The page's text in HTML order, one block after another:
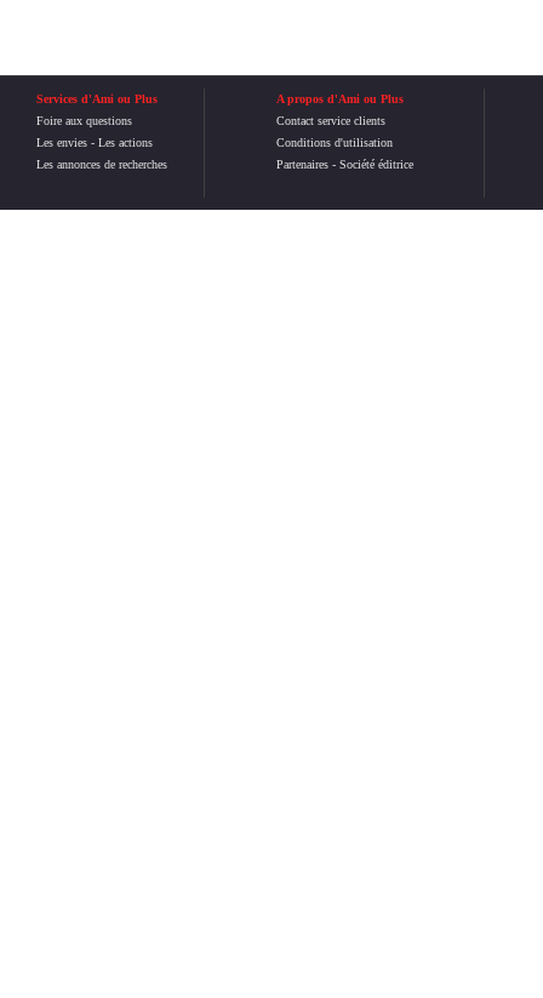
Services d'Ami ou Plus
Foire aux questions
Les envies - Les actions
Les annonces de recherches
A propos d'Ami ou Plus
Contact service clients
Conditions d'utilisation
Partenaires- Société éditrice